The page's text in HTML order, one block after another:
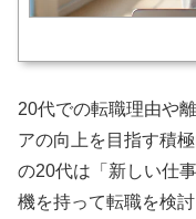
20代での転職理由や
アの向上を目指す積
の20代は「新しい仕
機を持って転職を検